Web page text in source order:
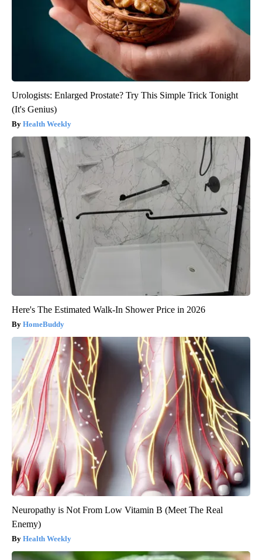
Urologists: Enlarged Prostate? Try This Simple Trick Tonight
(It's Genius)
Health Weekly
Here's The Estimated Walk-In Shower Price in 2026
HomeBuddy
Neuropathy is Not From Low Vitamin B (Meet The Real
Enemy)
Health Weekly